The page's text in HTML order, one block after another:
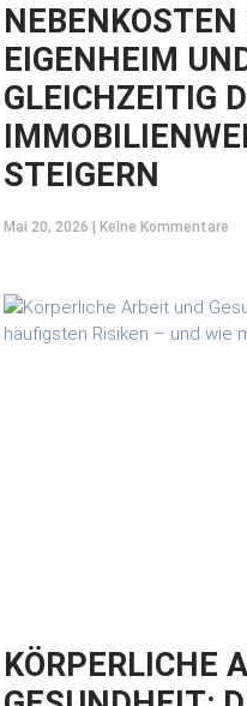
EIGENHEIM
GLEICHZEITIG
STEIGERN
Mai 20, 2026 Keine Kommentare
KÖRPERLICHE